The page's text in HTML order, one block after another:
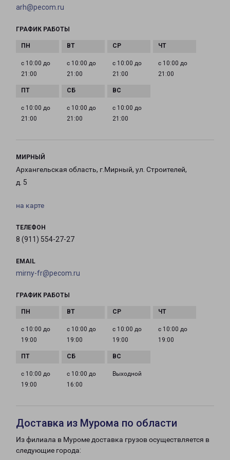
arh@pecom.ru
ГРАФИК РАБОТЫ
с 10:00 до
21:00
с 10:00 до
21:00
с 10:00 до
21:00
с 10:00 до
21:00
с 10:00 до
21:00
с 10:00 до
21:00
с 10:00 до
21:00
МИРНЫЙ
Архангельская область, г.Мирный, ул. Строителей,
д. 5
на карте
ТЕЛЕФОН
8 (911) 554-27-27
EMAIL
mirny-fr@pecom.ru
ГРАФИК РАБОТЫ
с 10:00 до
19:00
с 10:00 до
19:00
с 10:00 до
19:00
с 10:00 до
19:00
с 10:00 до
19:00
с 10:00 до
16:00
Выходной
Доставка из Мурома по области
Из филиала в Муроме доставка грузов осуществляется в
следующие города: